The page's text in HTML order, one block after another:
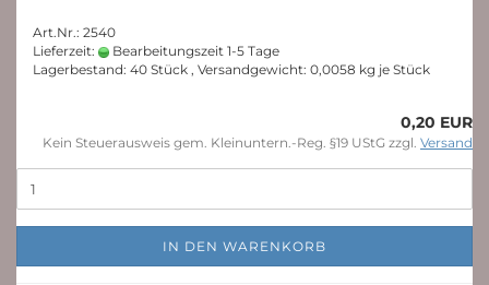
Art.Nr.: 2540
Lieferzeit:
Bearbeitungszeit 1-5 Tage
Lagerbestand: 40 Stück , Versandgewicht: 0,0058 kg je Stück
0,20 EUR
Kein Steuerausweis gem. Kleinuntern.-Reg. §19 UStG zzgl. Versand
IN DEN WARENKORB